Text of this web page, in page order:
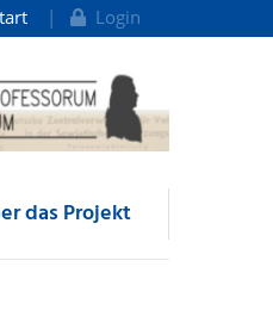
Login
das Projekt